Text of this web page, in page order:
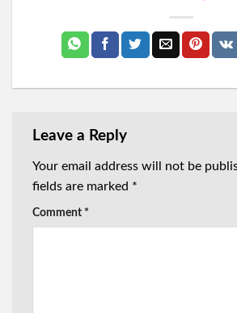
Leave a Reply
Your email address will not be
fields are marked *
Comment *